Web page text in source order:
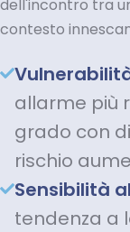
dell'incontro tra
contesto
allarme più
grado con
rischio
Sensibilità
tendenza a